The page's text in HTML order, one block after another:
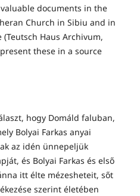
documents in the
Church in Sibiu and in
Haus Archivum,
these in a source
hogy Domáld faluban,
Bolyai Farkas anyai
az idén ünnepeljük
és Bolyai Farkas és első
itt élte mézesheteit, sőt
szerint életében